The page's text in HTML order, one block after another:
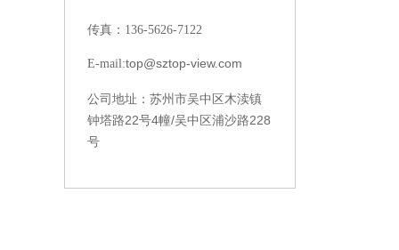
传真：136-5626-7122
E-mail:top@sztop-view.com
公司地址： 苏州市吴中区木渎镇
钟塔路22号4幢/吴中区浦沙路228
号